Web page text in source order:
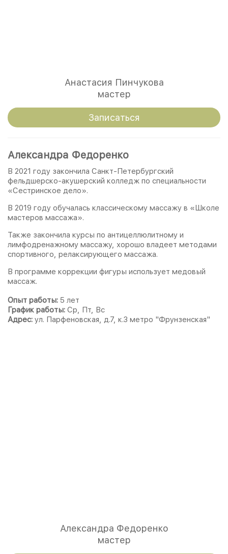
Анастасия Пинчукова
мастер
Записаться
Александра Федоренко
В 2021 году закончила Санкт-Петербургский
фельдшерско-акушерский колледж по специальности
«Сестринское дело».
В 2019 году обучалась классическому массажу в «Школе
мастеров массажа».
Также закончила курсы по антицеллюлитному и
лимфодренажному массажу, хорошо владеет методами
спортивного, релаксирующего массажа.
В программе коррекции фигуры использует медовый
массаж.
Опыт работы: 5 лет
График работы: Ср, Пт, Вс
Адрес: ул. Парфеновская, д.7, к.3 метро "Фрунзенская"
Александра Федоренко
мастер